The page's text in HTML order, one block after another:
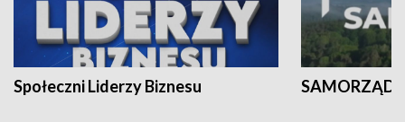
Społeczni Liderzy Biznesu SAMORZĄD